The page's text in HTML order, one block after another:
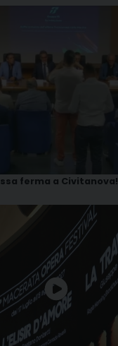
ferma a Civitanova!